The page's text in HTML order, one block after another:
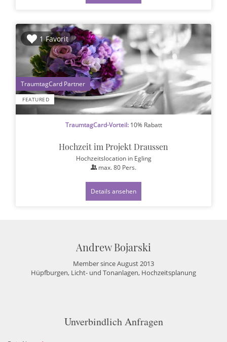
1 Favorit
FEATURED
1
TraumtagCard-Vorteil:10% Rabatt
Hochzeit im Projekt Draussen
Hochzeitslocation in Egling
max. 80 Pers.
Details ansehen
Andrew Bojarski
Member since August 2013
Hüpfburgen, Licht- und Tonanlagen, Hochzeitsplanung
Unverbindlich Anfragen